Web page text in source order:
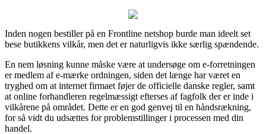
Inden nogen bestiller på en Frontline netshop burde man ideelt set
bese butikkens vilkår, men det er naturligvis ikke særlig spændende.
En nem løsning kunne måske være at undersøge om e-forretningen
er medlem af e-mærke ordningen, siden det længe har været en
tryghed om at internet firmaet føjer de officielle danske regler, samt
at online forhandleren regelmæssigt efterses af fagfolk der er inde i
vilkårene på området. Dette er en god genvej til en håndsrækning,
for så vidt du udsættes for problemstillinger i processen med din
handel.